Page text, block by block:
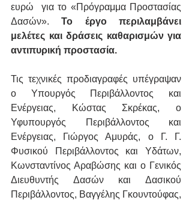
ευρώ  για το «Πρόγραμμα Προστασίας
Δασών». Το έργο περιλαμβάνει
μελέτες και δράσεις καθαρισμών για
αντιπυρική προστασία.
Τις τεχνικές προδιαγραφές υπέγραψαν
ο Υπουργός Περιβάλλοντος και
Ενέργειας, Κώστας Σκρέκας, ο
Υφυπουργός Περιβάλλοντος και
Ενέργειας, Γιώργος Αμυράς, ο Γ. Γ.
Φυσικού Περιβάλλοντος και Υδάτων,
Κωνσταντίνος Αραβώσης και ο Γενικός
Διευθυντής Δασών και Δασικού
Περιβάλλοντος, Βαγγέλης Γκουντούφας,